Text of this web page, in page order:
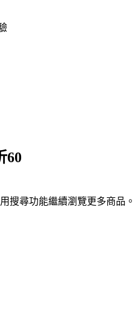
60
搜尋功能繼續瀏覽更多商品。